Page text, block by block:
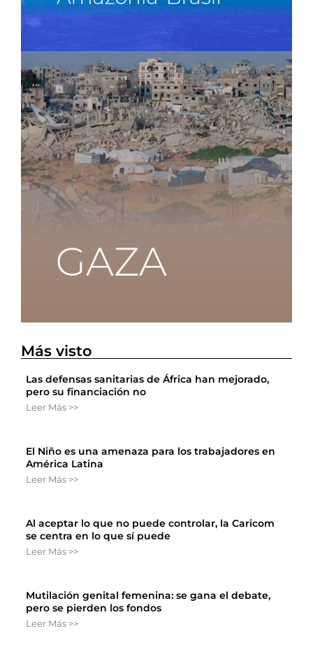
Más visto
Las defensas sanitarias de África han mejorado,
pero su financiación no
Leer Más >>
El Niño es una amenaza para los trabajadores en
América Latina
Leer Más >>
Al aceptar lo que no puede controlar, la Caricom
se centra en lo que sí puede
Leer Más >>
Mutilación genital femenina: se gana el debate,
pero se pierden los fondos
Leer Más >>